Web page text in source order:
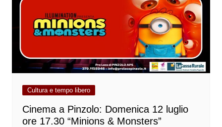
Cultura e tempo libero
Cinema a Pinzolo: Domenica 12 luglio
ore 17.30 “Minions & Monsters”